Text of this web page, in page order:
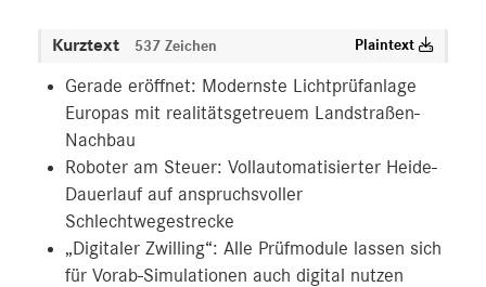
Kurztext 537 Zeichen Plaintext
Gerade eröffnet: Modernste Lichtprüfanlage
Europas mit realitätsgetreuem Landstraßen-
Nachbau
Roboter am Steuer: Vollautomatisierter Heide-
Dauerlauf auf anspruchsvoller
Schlechtwegestrecke
„Digitaler Zwilling“: Alle Prüfmodule lassen sich
für Vorab-Simulationen auch digital nutzen